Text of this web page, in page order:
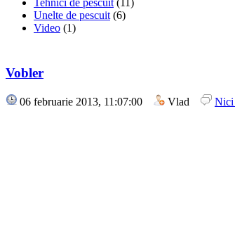
Unelte de pescuit (6)
Video (1)
Vobler
06 februarie 2013, 11:07:00 Vlad Nici